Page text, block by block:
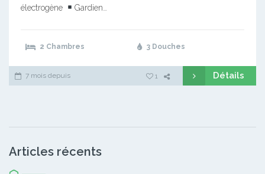
électrogène
Gardien…
2 Chambres 3 Douches
7 mois depuis 1 Détails
Articles récents